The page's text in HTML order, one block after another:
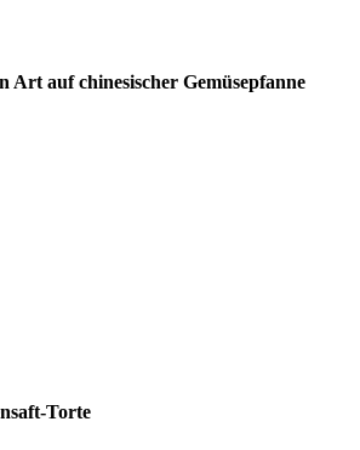
Art auf chinesischer Gemüsepfanne
Torte